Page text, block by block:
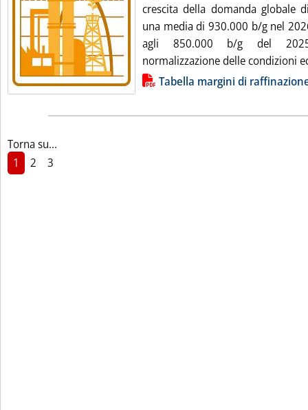
crescita della domanda globale
una media di 930.000 b/g nel
agli 850.000 b/g del
normalizzazione delle condizioni
Lista allegati PDF alla notiziaTabella margini di
Torna su...
1
2 3